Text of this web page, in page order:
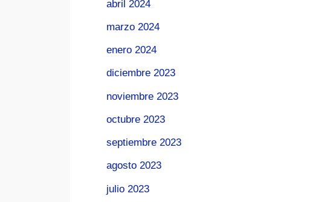
abril 2024
marzo 2024
enero 2024
diciembre 2023
noviembre 2023
octubre 2023
septiembre 2023
agosto 2023
julio 2023